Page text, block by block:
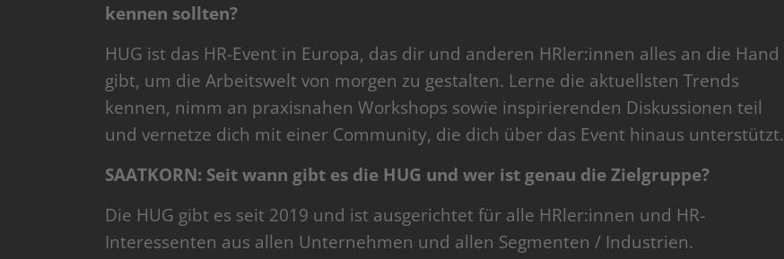
kennen sollten?
HUG ist das HR-Event in Europa, das dir und anderen HRler:innen alles an die Hand
gibt, um die Arbeitswelt von morgen zu gestalten. Lerne die aktuellsten Trends
kennen, nimm an praxisnahen Workshops sowie inspirierenden Diskussionen teil
und vernetze dich mit einer Community, die dich über das Event hinaus unterstützt.
SAATKORN: Seit wann gibt es die HUG und wer ist genau die Zielgruppe?
Die HUG gibt es seit 2019 und ist ausgerichtet für alle HRler:innen und HR-
Interessenten aus allen Unternehmen und allen Segmenten / Industrien.